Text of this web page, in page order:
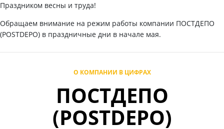
Праздником весны и труда!
Обращаем внимание на режим работы компании ПОСТДЕПО
(POSTDEPO) в праздничные дни в начале мая.
О КОМПАНИИ В ЦИФРАХ
ПОСТДЕПО
(POSTDEPO)